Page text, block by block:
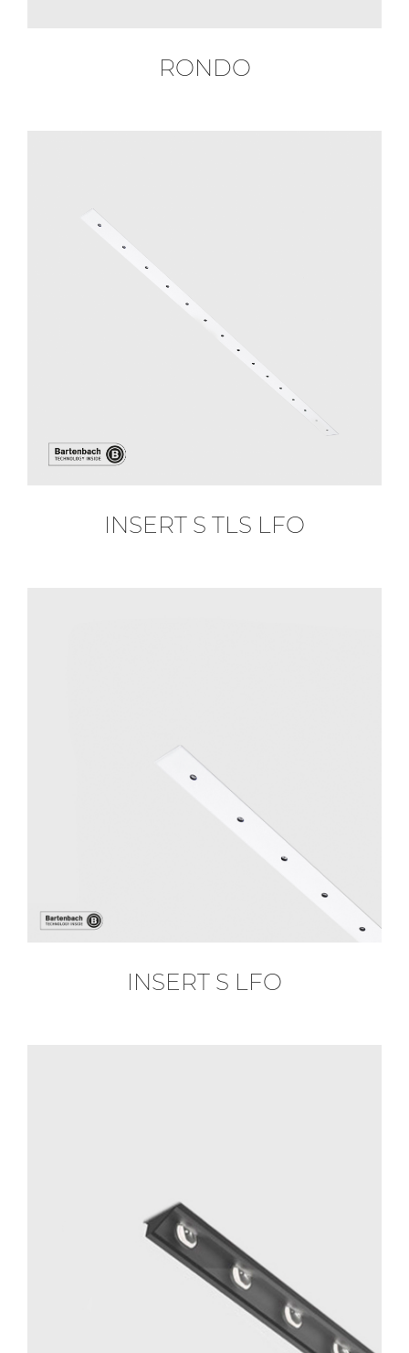
RONDO
INSERT S TLS LFO
INSERT S LFO